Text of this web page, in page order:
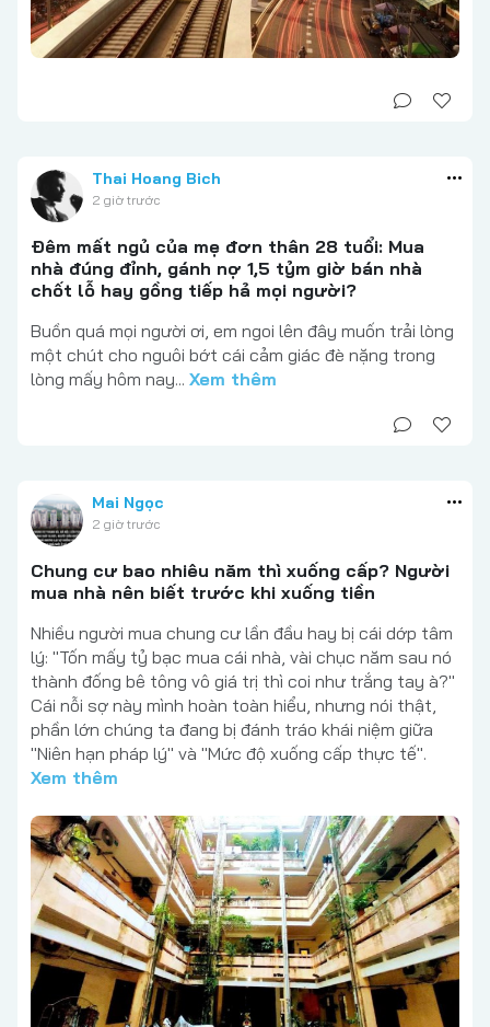
Thai Hoang Bich
2 giờ trước
Đêm mất ngủ của mẹ đơn thân 28 tuổi: Mua
nhà đúng đỉnh, gánh nợ 1,5 tỷm giờ bán nhà
chốt lỗ hay gồng tiếp hả mọi người?
Buồn quá mọi người ơi, em ngoi lên đây muốn trải lòng
một chút cho nguôi bớt cái cảm giác đè nặng trong
lòng mấy hôm nay... Xem thêm
Mai Ngọc
2 giờ trước
Chung cư bao nhiêu năm thì xuống cấp? Người
mua nhà nên biết trước khi xuống tiền
Nhiều người mua chung cư lần đầu hay bị cái dớp tâm
lý: "Tốn mấy tỷ bạc mua cái nhà, vài chục năm sau nó
thành đống bê tông vô giá trị thì coi như trắng tay à?"
Cái nỗi sợ này mình hoàn toàn hiểu, nhưng nói thật,
phần lớn chúng ta đang bị đánh tráo khái niệm giữa
"Niên hạn pháp lý" và "Mức độ xuống cấp thực tế".
Xem thêm